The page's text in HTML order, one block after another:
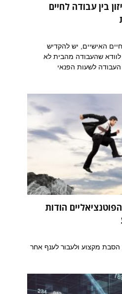
בין עבודה לחיים
האישיים, יש להקדיש
שהעבודה מהבית לא
לשעות הפנאי
הודות